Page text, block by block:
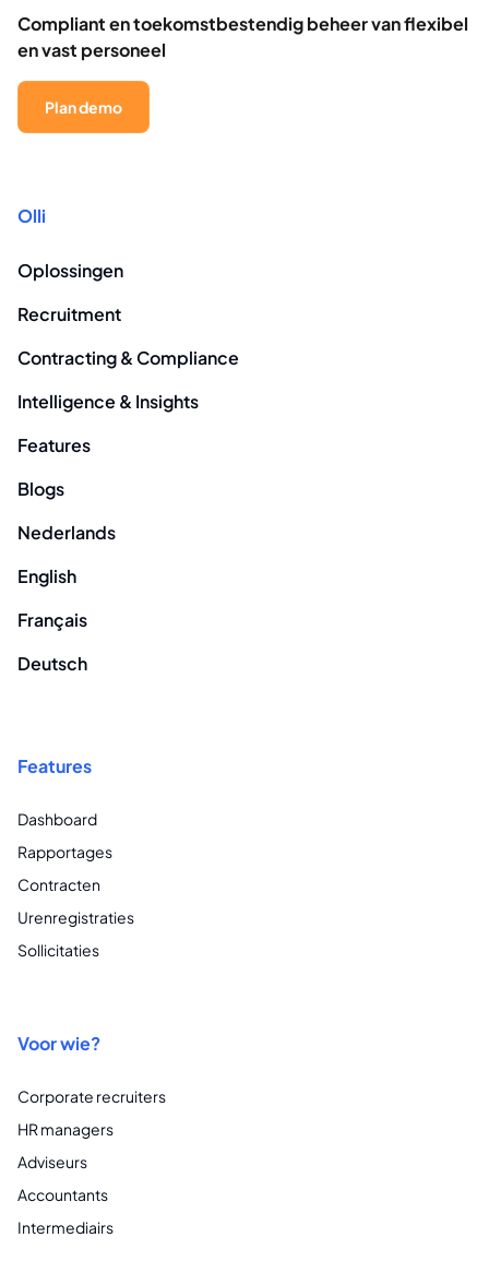
Compliant en toekomstbestendig beheer van flexibel
en vast personeel
Plan demo
Olli
Oplossingen
Recruitment
Contracting & Compliance
Intelligence & Insights
Features
Blogs
Nederlands
English
Français
Deutsch
Features
Dashboard
Rapportages
Contracten
Urenregistraties
Sollicitaties
Voor wie?
Corporate recruiters
HR managers
Adviseurs
Accountants
Intermediairs